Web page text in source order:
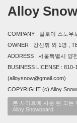
Alloy
COMPANY : 얼로이 스노우
OWNER : 강신휘 외 1명 ,
ADDRESS : 서울특별시 양
BUSINESS LICENSE :
(alloysnow@gmail.com)
COPYRIGHT (c) Alloy
본 사이트에 사용 된 모든
Alloy Snowboard